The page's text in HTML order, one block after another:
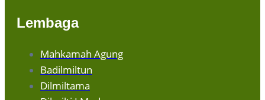
Lembaga
Mahkamah Agung
Badilmiltun
Dilmiltama